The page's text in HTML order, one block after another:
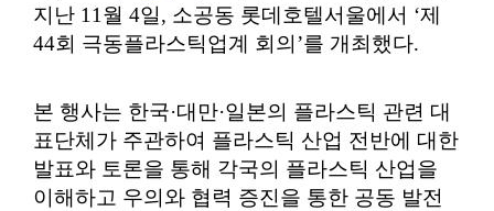
지난 11월 4일, 소공동 롯데호텔서울에서 ‘제
44회 극동플라스틱업계 회의’를 개최했다.
본 행사는 한국·대만·일본의 플라스틱 관련 대
표단체가 주관하여 플라스틱 산업 전반에 대한
발표와 토론을 통해 각국의 플라스틱 산업을
이해하고 우의와 협력 증진을 통한 공동 발전